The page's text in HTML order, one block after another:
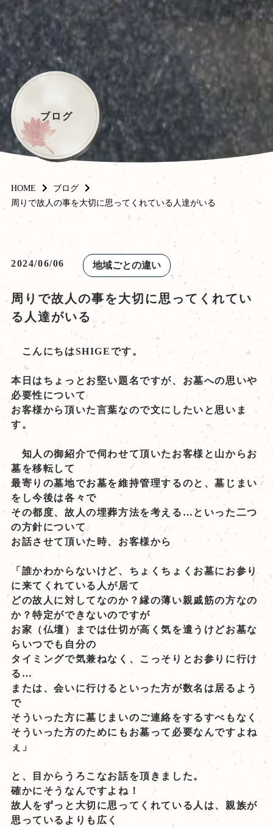
ブログ
HOME
ブログ
周りで故人の事を大切に思ってくれている人達がいる
2024/06/06 地域ごとの違い
周りで故人の事を大切に思ってくれてい
る人達がいる
こんにちはSHIGEです。
本日はちょっとお堅い題名ですが、お墓への思いや
必要性について
お客様から頂いた言葉なので文にしたいと思いま
す。
知人の御紹介で伺わせて頂いたお客様と山からお
墓を移転して
最寄りの墓地でお墓を維持管理するのと、墓じまい
をし今後は各々で
その都度、故人の埋葬方法を考える…といった二つ
の方針について
お話させて頂いた時、お客様から
「誰かわからないけど、ちょくちょくお墓にお参り
に来てくれている人が居て
どの故人に対してなのか？縁の薄い親戚筋の方なの
か？特定ができないのですが
お家（仏壇）までは仕切が高く気を遣うけどお墓な
らいつでも自分の
タイミングで気兼ねなく、こっそりとお参りに行け
る…
または、会いに行けるといった方が数名は居るよう
で
そういった方に墓じまいのご連絡をするすべもなく
そういった方のためにもお墓って必要なんですよね
ぇ」
と、目からうろこなお話を頂きました。
確かにそうなんですよね！
故人をずっと大切に思ってくれている人は、親族が
思っているよりも広く